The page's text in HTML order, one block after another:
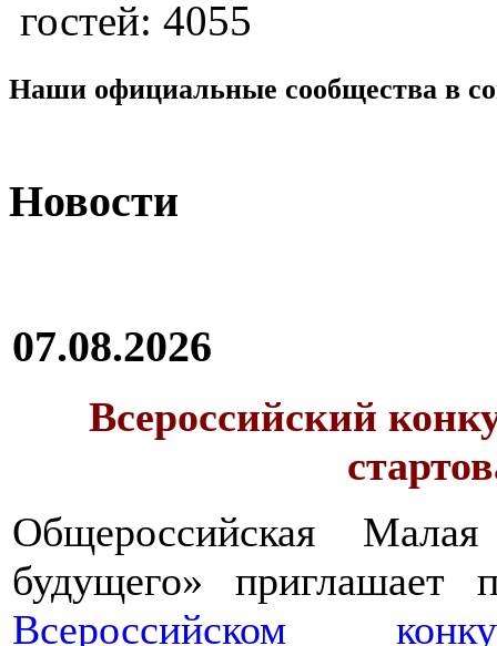
гостей: 4055
Наши официальные сообщества в
Новости
07.08.2026
Всероссийский
Общероссийская
будущего» приглашает
Всероссийском